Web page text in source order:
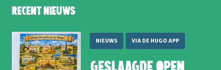
Recent nieuws
NIEUWS VIA DE HUGO APP